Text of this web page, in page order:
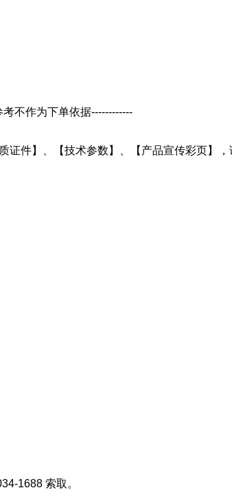
不作为下单依据------------
证件】、【技术参数】、【产品宣传彩页】，
1688 索取。